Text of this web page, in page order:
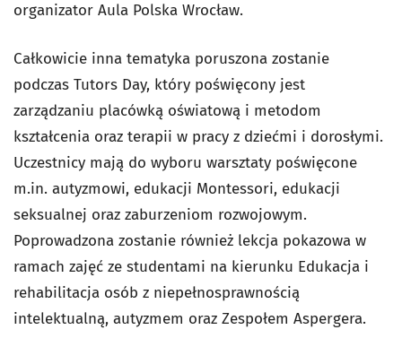
organizator Aula Polska Wrocław.
Całkowicie inna tematyka poruszona zostanie
podczas Tutors Day, który poświęcony jest
zarządzaniu placówką oświatową i metodom
kształcenia oraz terapii w pracy z dziećmi i dorosłymi.
Uczestnicy mają do wyboru warsztaty poświęcone
m.in. autyzmowi, edukacji Montessori, edukacji
seksualnej oraz zaburzeniom rozwojowym.
Poprowadzona zostanie również lekcja pokazowa w
ramach zajęć ze studentami na kierunku Edukacja i
rehabilitacja osób z niepełnosprawnością
intelektualną, autyzmem oraz Zespołem Aspergera.